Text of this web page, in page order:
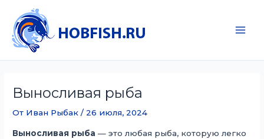
содержимому
Выносливая рыба
От Иван Рыбак/ 26 июля, 2024
Выносливая рыба — это любая рыба, которую легко